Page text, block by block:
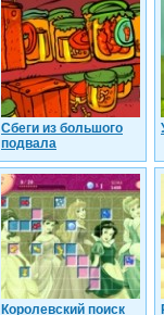
Сбеги из большого
подвала
Королевский поиск